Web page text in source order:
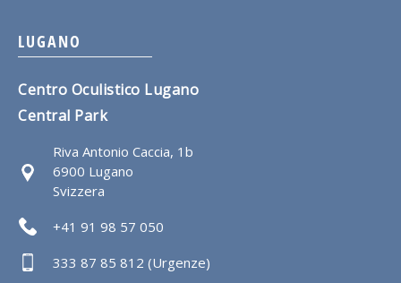
LUGANO
Centro Oculistico Lugano
Central Park
Riva Antonio Caccia, 1b
6900 Lugano
Svizzera
+41 91 98 57 050
333 87 85 812 (Urgenze)